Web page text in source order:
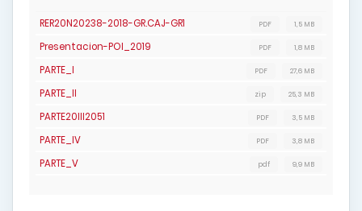
RER20N20238-2018-GR.CAJ-GR1 1,5 MB
PDF
Presentacion-POI_2019 1,8 MB
PDF
PARTE_I 27,6 MB
PDF
PARTE_II 25,3 MB
zip
PARTE20III2051 3,5 MB
PDF
PARTE_IV 3,8 MB
PDF
PARTE_V 9,9 MB
pdf